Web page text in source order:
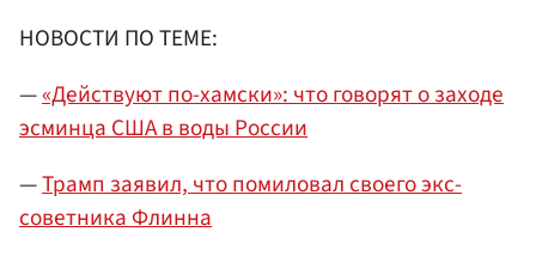
НОВОСТИ ПО ТЕМЕ:
—«Действуют по-хамски»: что говорят о заходе
эсминца США в воды России
—Трамп заявил, что помиловал своего экс-
советника Флинна